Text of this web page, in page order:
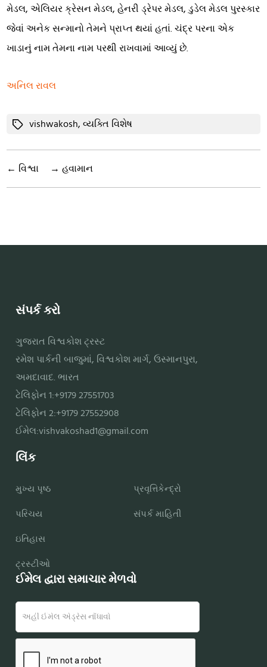
મેડલ, એલિયર ક્રેસન મેડલ, હેનરી ડ્રેપર મેડલ, ડુડેલ મેડલ પુરસ્કાર
જેવાં અનેક સન્માનો તેમને પ્રાપ્ત થયાં હતાં. ચંદ્ર પરના એક
ખાડાનું નામ તેમના નામ પરથી રાખવામાં આવ્યું છે.
અનિલ રાવલ
Tagsvishwakosh,વ્યક્તિ વિશેષ
← વિશ્વા → હવામાન
સંપર્ક કરો
ગુજરાત વિશ્વકોશ ટ્રસ્ટ
રમેશ પાર્કની બાજુમાં, વિશ્વકોશ માર્ગ, ઉસ્માનપુરા,
અમદાવાદ. ભારત
ટેલિફોન 1:+9179 27551703
ટેલિફોન 2:+9179 27552908
ઈમેલ:vishvakoshad1@gmail.com
લિંક
મુખ્ય પૃષ્ઠ
પરિચય
ઇતિહાસ
ટ્રસ્ટીઓ
પ્રવૃત્તિકેન્દ્રો
સંપર્ક માહિતી
ઈમેલ દ્વારા સમાચાર મેળવો